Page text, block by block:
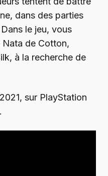
dans des parties
le jeu, vous
Nata de Cotton,
à la recherche de
sur PlayStation